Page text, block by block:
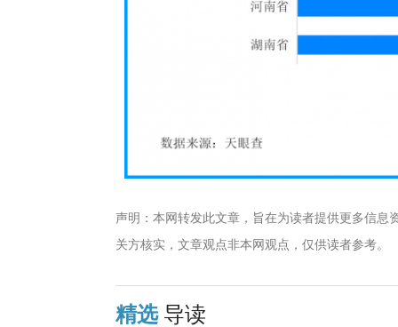
声明：本网转发此文章，旨在为读者提供更多信息
关方核实，文章观点非本网观点，仅供读者参考。
精选导读